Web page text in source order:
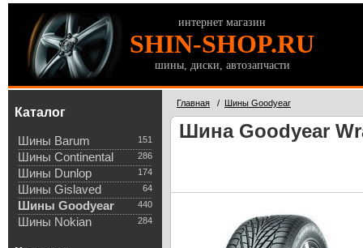
интернет магазин
SHIN-SHOP.RU
шины, диски, автозапчасти
Каталог
151
Шины Barum
286
Шины Continental
174
Шины Dunlop
64
Шины Gislaved
440
Шины Goodyear
284
Шины Nokian
Главная / Шины Goodyear
Шина Goodyear